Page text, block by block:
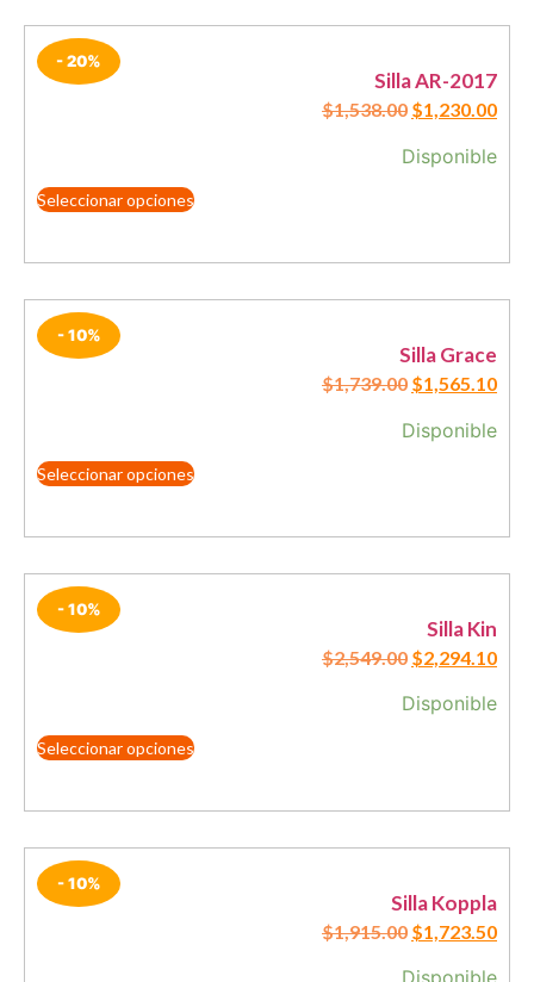
- 20%
Silla AR-2017
$1,538.00 $1,230.00
Disponible
Seleccionar opciones
- 10%
Silla Grace
$1,739.00 $1,565.10
Disponible
Seleccionar opciones
- 10%
Silla Kin
$2,549.00 $2,294.10
Disponible
Seleccionar opciones
- 10%
Silla Koppla
$1,915.00 $1,723.50